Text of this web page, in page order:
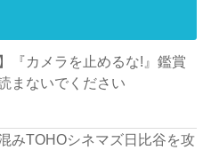
『カメラを止めるな!』鑑賞
まないでください
みTOHOシネマズ日比谷を攻